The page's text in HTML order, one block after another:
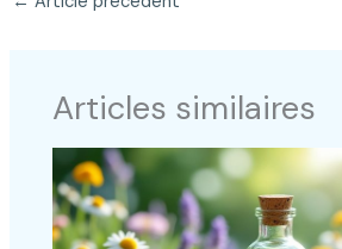
Articles similaires